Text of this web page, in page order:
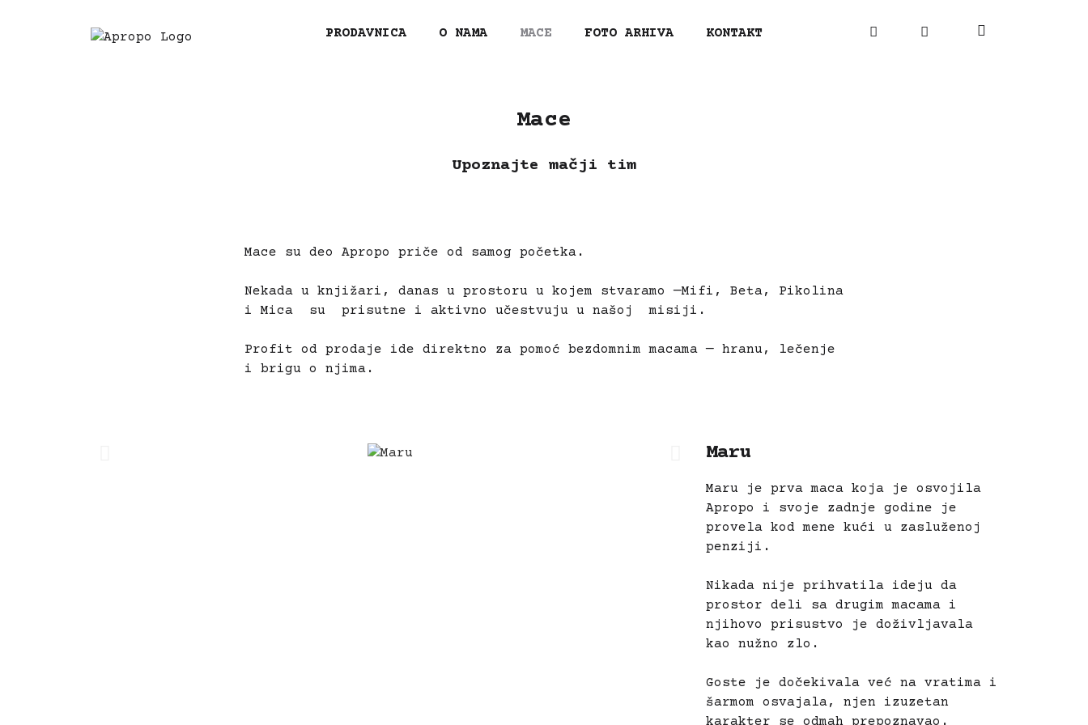
PRODAVNICA O NAMA MACE FOTO ARHIVA KONTAKT
Mace
Upoznajte mačji tim
Mace su deo Apropo priče od samog početka.
Nekada u knjižari, danas u prostoru u kojem stvaramo —Mifi, Beta, Pikolina
i Mica su prisutne i aktivno učestvuju u našoj misiji.
Profit od prodaje ide direktno za pomoć bezdomnim macama — hranu, lečenje
i brigu o njima.
Maru
Maru je prva maca koja je osvojila
Apropo i svoje zadnje godine je
provela kodmene kući u zasluženoj
penziji.
Nikada nije prihvatila ideju da
prostor deli sa drugim macama i
njihovo prisustvo je doživljavala
kao nužno zlo.
Goste je dočekivala već na vratima i
šarmom osvajala, njen izuzetan
karakter se odmah prepoznavao.